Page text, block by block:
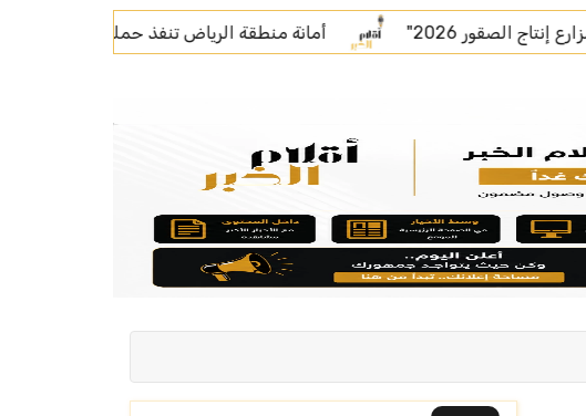
الرياض تنفذ حملة رقابية موسعة على عربات تقديم الطعام في قطاع الشمال